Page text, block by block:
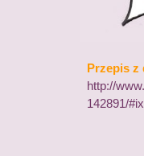
Przepis z
http://
142891/